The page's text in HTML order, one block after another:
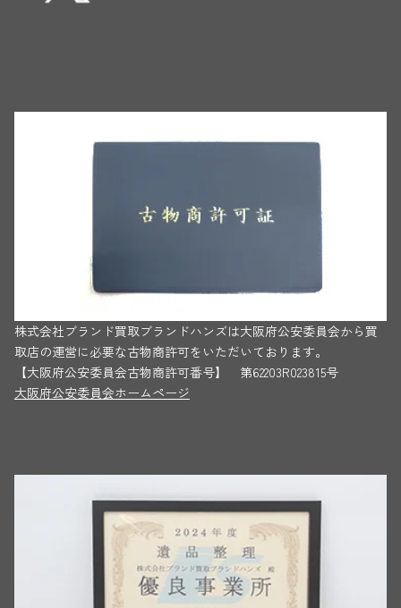
株式会社ブランド買取ブランドハンズは大阪府公安委員会から買
取店の運営に必要な古物商許可をいただいております。
【大阪府公安委員会古物商許可番号】 第62203R023815号
大阪府公安委員会ホームページ